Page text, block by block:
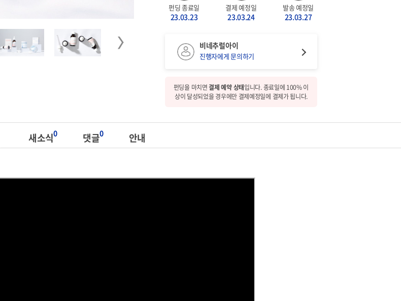
Next
펀딩 종료일
23.03.23
결제 예정일
23.03.24
발송 예정일
23.03.27
비네추럴아이
진행자에게 문의하기
펀딩을 마치면결제 예약 상태입니다. 종료일에 100% 이
상이 달성되었을 경우에만 결제예정일에 결제가 됩니다.
새소식0 댓글0 안내